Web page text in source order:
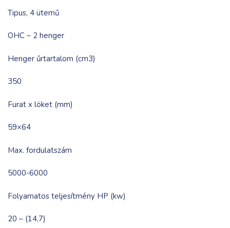
Tipus, 4 ütemű
OHC – 2 henger
Henger űrtartalom (cm3)
350
Furat x löket (mm)
59×64
Max. fordulatszám
5000-6000
Folyamatos teljesítmény HP (kw)
20 – (14,7)